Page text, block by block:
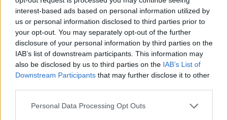
interest-based ads based on personal information utilized by
us or personal information disclosed to third parties prior to
your opt-out. You may separately opt-out of the further
disclosure of your personal information by third parties on the
IAB’s list of downstream participants. This information may
also be disclosed by us to third parties on the IAB’s List of
Downstream Participants that may further disclose it to other
Please note that this website/app uses one or more Google
Personal Data Processing Opt Outs
Διαδρομή προς το όρος Τρίγκλαβ από τη λίμνη Μπόχιντζ, Εθνικό Πάρκο
Τρίγκλαβ, Ιουλιανές Άλπεις, Σλοβενία
2.Σκι, έλκηθρα και χιονοπέδιλα